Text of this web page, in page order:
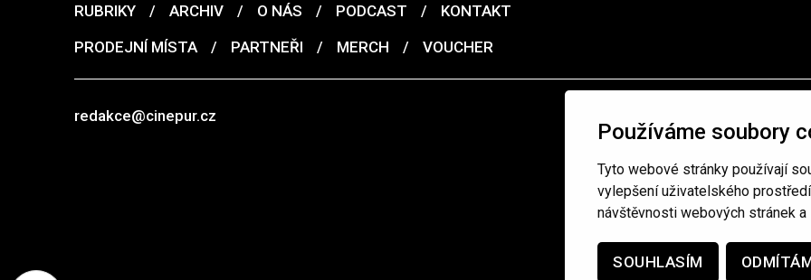
Používáme soubory
Tyto webové stránky používají
vylepšení uživatelského
návštěvnosti webových stránek
SOUHLASÍM
RUBRIKY / ARCHIV / O NÁS / PODCAST /
KONTAKT
PRODEJNÍ MÍSTA
/ PARTNEŘI / MERCH / VOUCHER
redakce@cinepur.cz